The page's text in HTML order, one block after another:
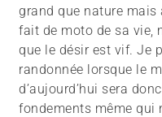
grand que nature mais
fait de moto de sa vie,
que le désir est vif. Je
randonnée lorsque le
d’aujourd’hui sera
fondements même qui